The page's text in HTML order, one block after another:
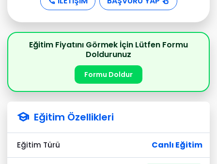
Eğitim Fiyatını Görmek İçin Lütfen Formu
Doldurunuz
Formu Doldur
 Eğitim Özellikleri
Eğitim Türü Canlı Eğitim